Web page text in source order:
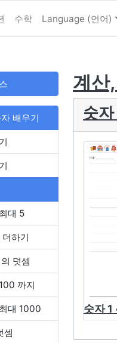
수학 Language (언어)
배우기
대 5
하기
덧셈
까지
대 1000
셈
계산
숫
숫자 1